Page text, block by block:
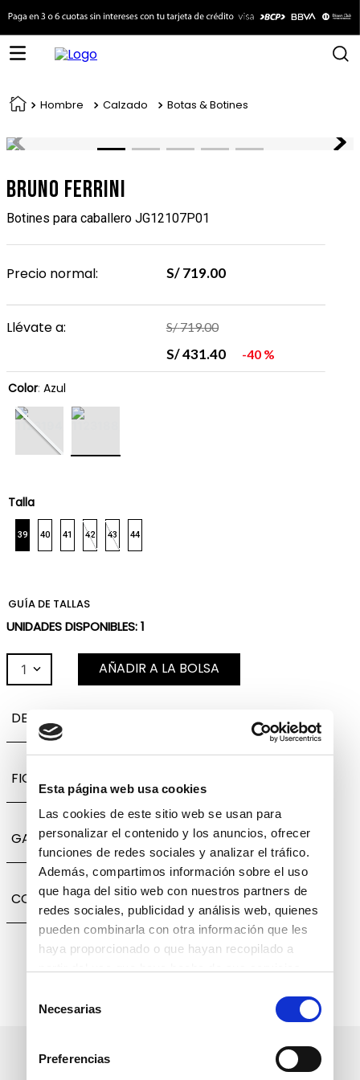
Esta página web usa cookies
Las cookies de este sitio web se usan para
personalizar el contenido y los anuncios, ofrecer
funciones de redes sociales y analizar el tráfico.
Además, compartimos información sobre el uso
que haga del sitio web con nuestros partners de
redes sociales, publicidad y análisis web, quienes
pueden combinarla con otra información que les
haya proporcionado o que hayan recopilado a
deNecesarias
Preferencias
Hombre Calzado Botas & Botines
Bruno Ferrini
Botines para caballero JG12107P01
Precio normal: S/ 719.00
Llévate a: S/719.00
S/431.40 40 %
Color: Azul
Talla
39 40 41 42 43 44
GUÍA DE TALLAS
UNIDADES DISPONIBLES:1
1 AÑADIR A LA BOLSA
DESCRIPCIÓN
FICHA TÉCNICA
GARANTÍA, CAMBIOS Y DEVOLUCIONES
COMPARTIR
Suscríbete a nuestro boletín